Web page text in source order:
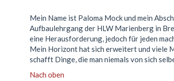
Mein Name ist Paloma Mock und mein
Aufbaulehrgang der HLW Marienberg in
eine Herausforderung, jedoch für jeden
Mein Horizont hat sich erweitert und viele
schafft Dinge, die man niemals von sich
Nach oben